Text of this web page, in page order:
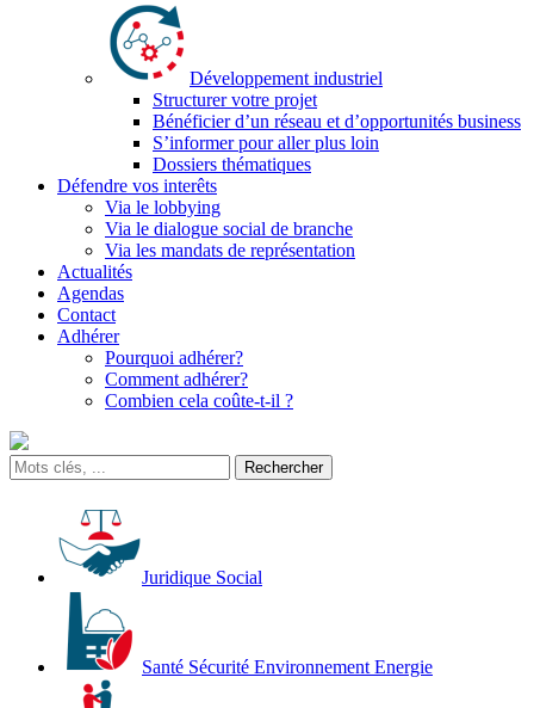
Développement industriel
Structurer votre projet
Bénéficier d’un réseau et d’opportunités business
S’informer pour aller plus loin
Dossiers thématiques
Défendre vos interêts
Via le lobbying
Via le dialogue social de branche
Via les mandats de représentation
Actualités
Agendas
Contact
Adhérer
Pourquoi adhérer?
Comment adhérer?
Combien cela coûte-t-il ?
Juridique Social
Santé Sécurité Environnement Energie